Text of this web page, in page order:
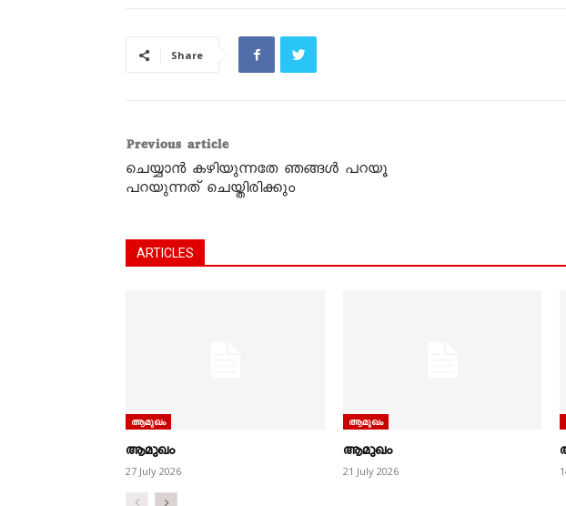
Share
Previous article
ചെയ്യാൻ കഴിയുന്നതേ ഞങ്ങൾ പറയൂ
പറയുന്നത് ചെയ്തിരിക്കും
ARTICLES
ആമുഖം
ആമുഖം
27 July 2026
ആമുഖം
ആമുഖം
21 July 2026